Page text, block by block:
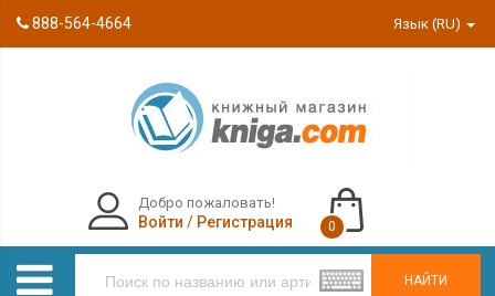
888-564-4664 Язык (RU)
НАЙТИ
Добро пожаловать!
Войти / Регистрация 0